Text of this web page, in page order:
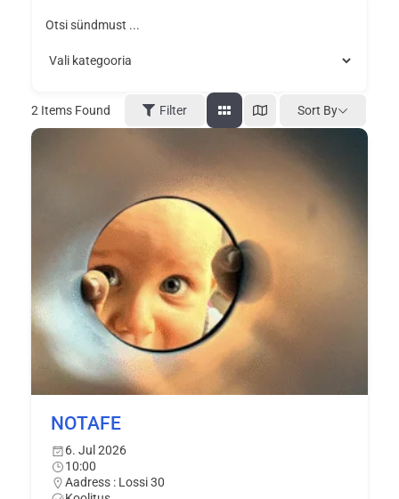
Otsi sündmust ...
2 Items Found Filter Sort By
NOTAFE
6. Jul 2026
10:00
Aadress : Lossi 30